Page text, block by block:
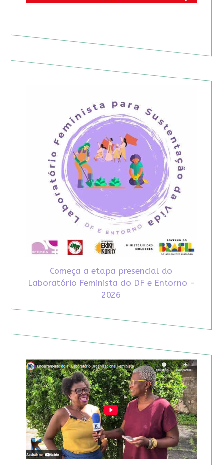
Começa a etapa presencial do
Laboratório Feminista do DF e Entorno -
2026